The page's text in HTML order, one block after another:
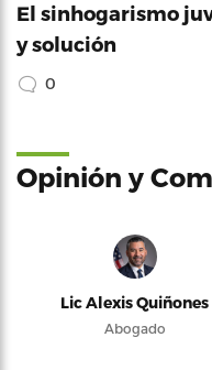
El sinhogarismo
y solución
0
Opinión y
Lic Alexis Quiñones
Abogado